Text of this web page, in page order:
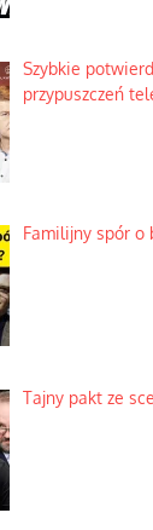
Szybkie
przypuszczeń
Familijny spór o
Tajny pakt ze